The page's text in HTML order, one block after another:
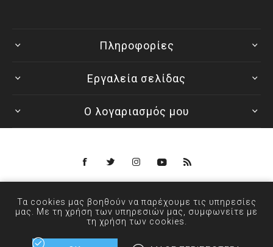
Πληροφορίες
Εργαλεία σελίδας
Ο λογαριασμός μου
© 2026 ANXIN - Designed by
Τα cookies μας βοηθούν να παρέχουμε τις υπηρεσίες
μας. Με τη χρήση των υπηρεσιών μας, συμφωνείτε με
τη χρήση των cookies.